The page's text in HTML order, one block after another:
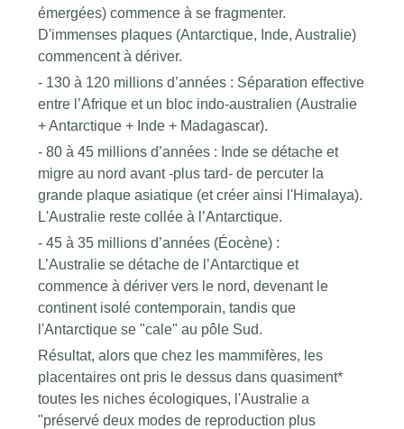
émergées) commence à se fragmenter.
D'immenses plaques (Antarctique, Inde, Australie)
commencent à dériver.
- 130 à 120 millions d’années : Séparation effective
entre l’Afrique et un bloc indo-australien (Australie
+ Antarctique + Inde + Madagascar).
- 80 à 45 millions d’années : Inde se détache et
migre au nord avant -plus tard- de percuter la
grande plaque asiatique (et créer ainsi l'Himalaya).
L'Australie reste collée à l’Antarctique.
- 45 à 35 millions d’années (Éocène) :
L’Australie se détache de l’Antarctique et
commence à dériver vers le nord, devenant le
continent isolé contemporain, tandis que
l'Antarctique se "cale" au pôle Sud.
Résultat, alors que chez les mammifères, les
placentaires ont pris le dessus dans quasiment*
toutes les niches écologiques, l'Australie a
"préservé deux modes de reproduction plus